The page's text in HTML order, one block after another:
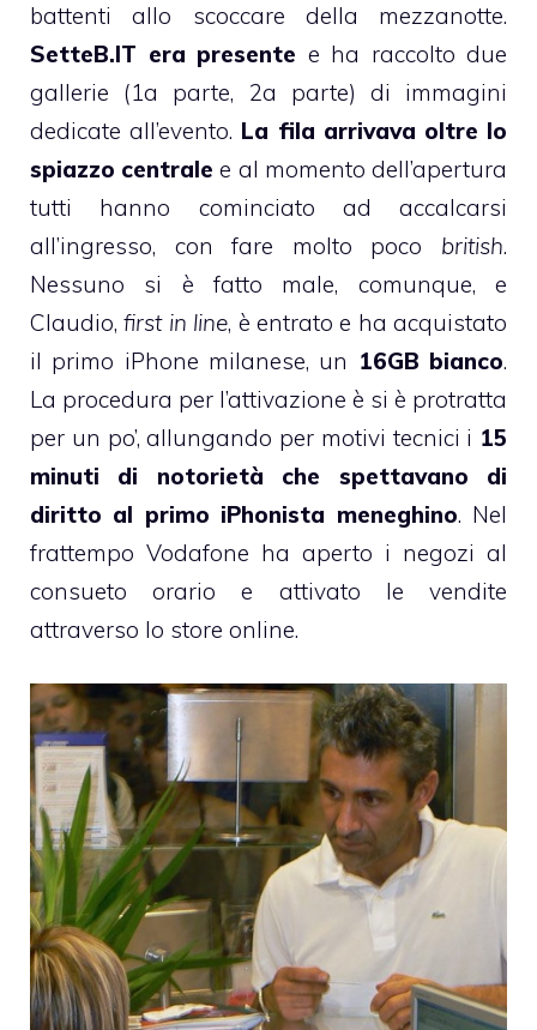
battenti allo scoccare della mezzanotte.
SetteB.IT era presente e ha raccolto due
gallerie (1a parte, 2a parte) di immagini
dedicate all’evento. La fila arrivava oltre lo
spiazzo centrale e al momento dell’apertura
tutti hanno cominciato ad accalcarsi
all’ingresso, con fare molto poco british.
Nessuno si è fatto male, comunque, e
Claudio,first in line, è entrato e ha acquistato
il primo iPhone milanese, un 16GB bianco.
La procedura per l’attivazione è si è protratta
per un po’, allungando per motivi tecnici i 15
minuti di notorietà che spettavano di
diritto al primo iPhonista meneghino. Nel
frattempo Vodafone ha aperto i negozi al
consueto orario e attivato le vendite
attraverso lo store online.